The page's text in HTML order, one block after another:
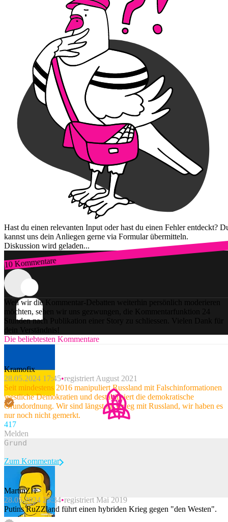
Hast du einen relevanten Input oder hast du einen Fehler entdeckt?
kannst uns dein Anliegen gerne via Formular übermitteln.
Diskussion wird geladen...
10 Kommentare
Zum Login
Weil wir die Kommentar-Debatten weiterhin persönlich moderieren
möchten, sehen wir uns gezwungen, die Kommentarfunktion 24
Stunden nach Publikation einer Story zu schliessen. Vielen Dank für
dein Verständnis!
Die beliebtesten Kommentare
Kramofix
28.05.2024 17:45 registriert August 2021
Seit mindestens 2016 manipuliert Russland mit Falschinformationen
westliche Demokratien und destabilisiert die demokratische
Grundordnung. Wir sind längst im Krieg mit Russland, wir haben es
nur noch nicht gemerkt.
41 7
Melden
Beitrag melden
Zum Kommentar
MartinZH
28.05.2024 23:34 registriert Mai 2019
Putins RuZZland führt einen hybriden Krieg gegen "den Westen".